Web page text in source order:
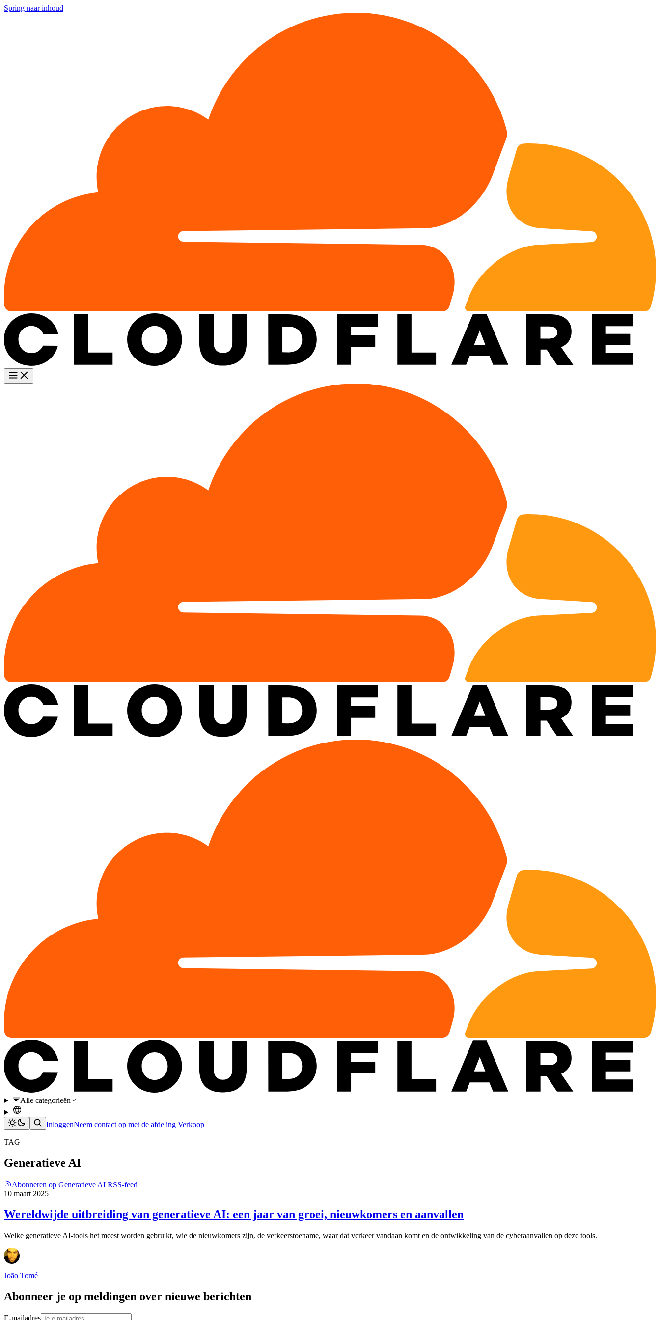
Spring naar inhoud
Alle categorieën
InloggenNeem contact op met de afdeling Verkoop
TAG
Generatieve AI
Abonneren op Generatieve AI RSS-feed
10 maart 2025
Wereldwijde uitbreiding van generatieve AI: een jaar van groei, nieuwkomers en aanvallen
Welke generatieve AI-tools het meest worden gebruikt, wie de nieuwkomers zijn, de verkeerstoename, waar dat verkeer vandaan komt en de ontwikkeling van de cyberaanvallen op deze tools.
João Tomé
Abonneer je op meldingen over nieuwe berichten
E-mailadres